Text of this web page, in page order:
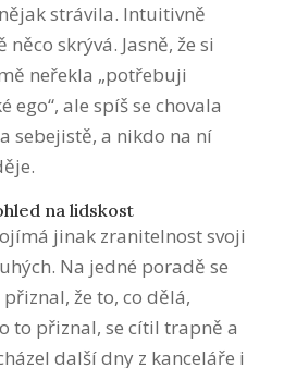
strávila. Intuitivně
skrývá. Jasně, že si
neřekla „potřebuji
ego“, ale spíš se chovala
sebejistě, a nikdo na ní
na lidskost
jinak zranitelnost svoji
Na jedné poradě se
že to, co dělá,
to přiznal, se cítil trapně a
další dny z kanceláře i